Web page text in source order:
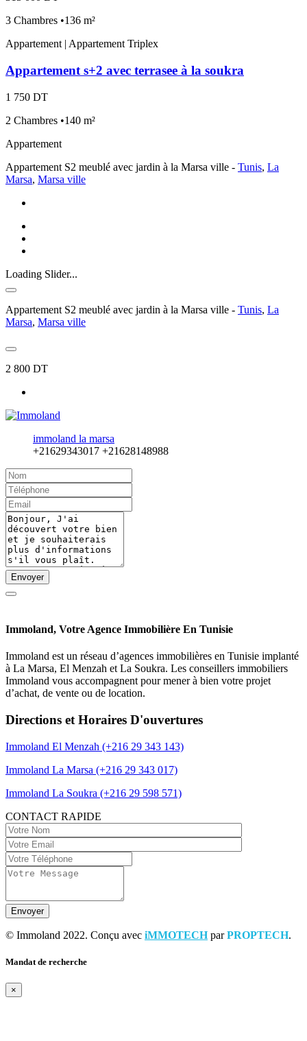
3 Chambres •136 m²
Appartement | Appartement Triplex
Appartement s+2 avec terrasee à la soukra
1 750 DT
2 Chambres •140 m²
Appartement
Appartement S2 meublé avec jardin à la Marsa ville - Tunis, La
Marsa, Marsa ville
Loading Slider...
Appartement S2 meublé avec jardin à la Marsa ville - Tunis, La
Marsa, Marsa ville
2 800 DT
immoland la marsa
+21629343017 +21628148988
Envoyer
Immoland, Votre Agence Immobilière En Tunisie
Immoland est un réseau d’agences immobilières en Tunisie implanté
à La Marsa, El Menzah et La Soukra. Les conseillers immobiliers
Immoland vous accompagnent pour mener à bien votre projet
d’achat, de vente ou de location.
Directions et Horaires D'ouvertures
Immoland El Menzah (+216 29 343 143)
Immoland La Marsa (+216 29 343 017)
Immoland La Soukra (+216 29 598 571)
CONTACT RAPIDE
© Immoland 2022. Conçu avec iMMOTECHparPROPTECH.
Mandat de recherche
×